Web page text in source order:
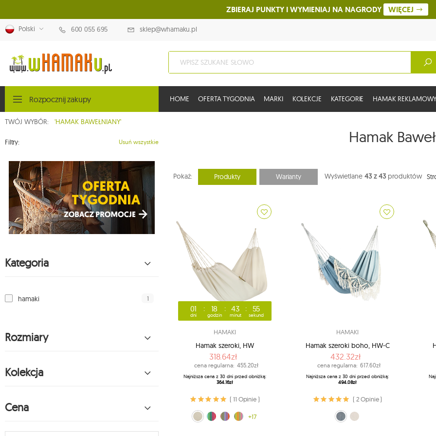
ZBIERAJ PUNKTY I WYMIENIAJ NA NAGRODY WIĘCEJ
Polski 600 055 695 sklep@whamaku.pl
Rozpocznij zakupy HOME OFERTA TYGODNIA MARKI KOLEKCJE KATEGORIE HAMAK
TWÓJ WYBÓR: 'HAMAK BAWEŁNIANY'
Filtry: Usuń wszystkie
Kategoria
hamaki 1
Rozmiary
Kolekcja
Cena
Hamak
Pokaż: Produkty Warianty Wyświetlane 43 z 43produktów
01
dni
18
godzin
43
minut
53
sekund
HAMAKI
Hamak szeroki, HW
318.64zł
cena regularna: 455.20zł
Najniższa cena z 30 dni przed obniżką:
364.16zł
( 11 Opinie )
ecru (209)
Rainbow (212)
tęczowy (239)
Afrika (253)
+17
HAMAKI
Hamak szeroki boho, HW-C
432.32zł
cena regularna: 617.60zł
Najniższa cena z 30 dni przed obniżką:
494.08zł
( 2 Opinie )
morski (323)ecru (329)